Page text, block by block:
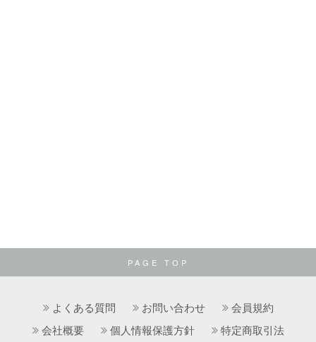
PAGE TOP
よくある質問 お問い合わせ
会員規約
会社概要
個人情報保護方針 特定商取引法